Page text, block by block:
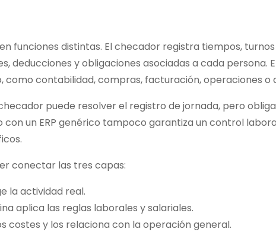
funciones distintas. El checador registra tiempos,
deducciones y obligaciones asociadas a cada persona.
como contabilidad, compras, facturación, operaciones o
puede resolver el registro de jornada, pero
con un ERP genérico tampoco garantiza un control
conectar las tres capas:
la actividad real.
aplica las reglas laborales y salariales.
costes y los relaciona con la operación general.